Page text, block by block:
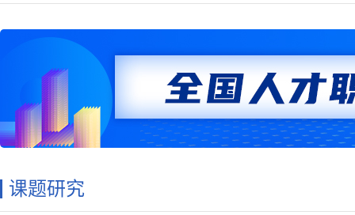
课题研究